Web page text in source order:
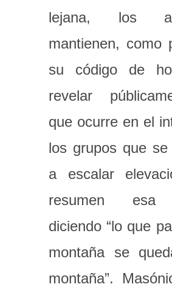
lejana, los
mantienen, como
su código de
revelar
que ocurre en el
los grupos que se
a escalar
resumen esa
diciendo “lo que
montaña se
montaña”.